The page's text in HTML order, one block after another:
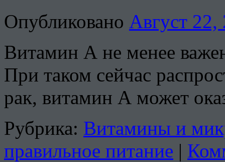
Опубликовано Август 22,
Витамин А не менее
При таком сейчас
рак, витамин А может
Рубрика: Витамины и
правильное питание |